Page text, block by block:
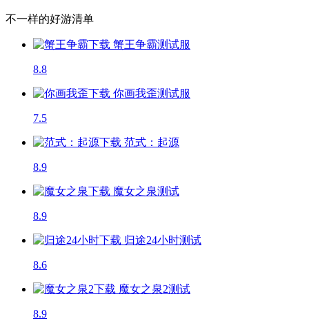
不一样的好游清单
蟹王争霸测试服
8.8
你画我歪测试服
7.5
范式：起源
8.9
魔女之泉测试
8.9
归途24小时测试
8.6
魔女之泉2测试
8.9